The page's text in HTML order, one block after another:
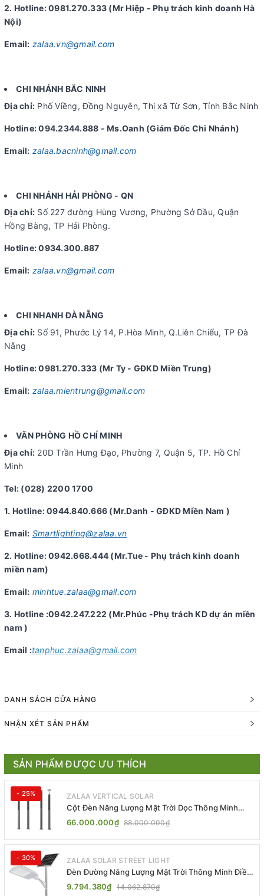
2. Hotline: 0981.270.333 (Mr Hiệp - Phụ trách kinh doanh Hà
Nội)
Email: zalaa.vn@gmail.com
CHI NHÁNH BẮC NINH
Địa chỉ: Phố Viềng, Đồng Nguyên, Thị xã Từ Sơn, Tỉnh Bắc Ninh
Hotline: 094.2344.888 - Ms.Oanh (Giám Đốc Chi Nhánh)
Email: zalaa.bacninh@gmail.com
CHI NHÁNH HẢI PHÒNG - QN
Địa chỉ: Số 227 đường Hùng Vương, Phường Sở Dầu, Quận
Hồng Bàng, TP Hải Phòng.
Hotline: 0934.300.887
Email: zalaa.vn@gmail.com
CHI NHANH ĐÀ NẴNG
Địa chỉ: Số 91, Phước Lý 14, P.Hòa Minh, Q.Liên Chiểu, TP Đà
Nẵng
Hotline: 0981.270.333 (Mr Ty - GĐKD Miền Trung)
Email: zalaa.mientrung@gmail.com
VĂN PHÒNG HỒ CHÍ MINH
Địa chỉ: 20D Trần Hưng Đạo, Phường 7, Quận 5, TP. Hồ Chí
Minh
Tel: (028) 2200 1700
1. Hotline: 0944.840.666 (Mr.Danh - GĐKD Miền Nam )
Email: Smartlighting@zalaa.vn
2. Hotline: 0942.668.444 (Mr.Tue - Phụ trách kinh doanh
miền nam)
Email: minhtue.zalaa@gmail.com
3. Hotline :0942.247.222 (Mr.Phúc -Phụ trách KD dự án miền
nam )
Email :tanphuc.zalaa@gmail.com
DANH SÁCH CỬA HÀNG
NHẬN XÉT SẢN PHẨM
SẢN PHẨM ĐƯỢC ƯU THÍCH
- 25% ZALAA VERTICAL SOLAR
Cột Đèn Năng Lượng Mặt Trời Dọc Thông Minh
ZSR-YYDS-360 | ZALAA Jsc
66.000.000₫ 88.000.000₫
- 30% ZALAA SOLAR STREET LIGHT
Đèn Đường Năng Lượng Mặt Trời Thông Minh Điều
Khiển MPPT ZL-GMX01 ZALAA
9.794.380₫ 14.062.870₫